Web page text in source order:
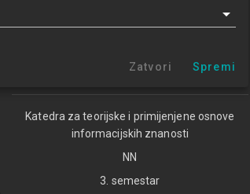
Studijski centar Sisak (PITUP 1.2)
Studijski centar Zabok
Katedra za teorijske i primijenjene osnove
informacijskih znanosti
NN
3. semestar
Zatvori Spremi